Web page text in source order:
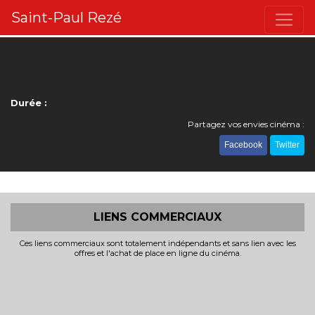
Saint-Paul Rezé
Durée :
Partagez vos envies cinéma :
Facebook Twitter
LIENS COMMERCIAUX
Ces liens commerciaux sont totalement indépendants et sans lien avec les
offres et l'achat de place en ligne du cinéma.